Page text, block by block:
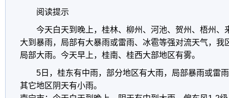
阅读提示
今天白天到晚上，桂林、柳州、河池、贺州、梧州、
大到暴雨，局部有大暴雨或雷雨、冰雹等强对流天气，我
局部大雨。今天早上，桂南、桂西大部地区有雾。
5日，桂东有中雨，部分地区有大雨，局部暴雨或雷
其它地区阴天有小雨。